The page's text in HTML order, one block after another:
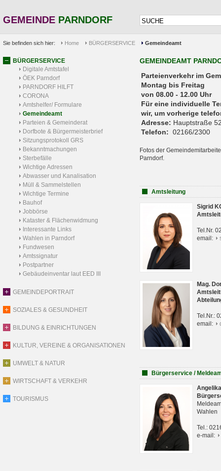
GEMEINDE PARNDORF
Sie befinden sich hier: Home BÜRGERSERVICE Gemeindeamt
BÜRGERSERVICE
Digitale Amtstafel
ÖEK Parndorf
PARNDORF HILFT
CORONA
Amtshelfer/ Formulare
Gemeindeamt
Parteien & Gemeinderat
Dorfbote & Bürgermeisterbrief
Sitzungsprotokoll GRS
Bekanntmachungen
Sterbefälle
Wichtige Adressen
Abwasser und Kanalisation
Müll & Sammelstellen
Wichtige Termine
Bauhof
Jobbörse
Kataster & Flächenwidmung
Interessante Links
Wahlen in Parndorf
Fundwesen
Amtssignatur
Postpartner
Gebäudeinventar laut EED III
GEMEINDEPORTRAIT
SOZIALES & GESUNDHEIT
BILDUNG & EINRICHTUNGEN
KULTUR, VEREINE & ORGANISATIONEN
UMWELT & NATUR
WIRTSCHAFT & VERKEHR
TOURISMUS
GEMEINDEAMT
Parteienverkehr
Montag bis Freitag
von 08.00 - 12.00 Uhr
Für eine individuelle
wir, um vorherige
Adresse: Hauptstraße
Telefon: 02166/2300
Fotos der
Parndorf.
Amtsleitung
Sigrid
Tel.Nr.
email:
Mag.
Tel.Nr.:
email:
Bürgerservice /
Wahlen
Tel.:
e-mail: